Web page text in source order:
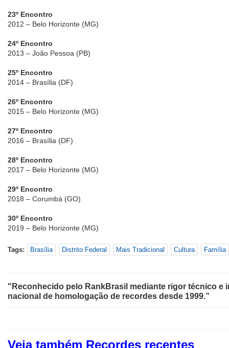
23º Encontro
2012 – Belo Horizonte (MG)
24º Encontro
2013 – João Pessoa (PB)
25º Encontro
2014 – Brasília (DF)
26º Encontro
2015 – Belo Horizonte (MG)
27º Encontro
2016 – Brasília (DF)
28º Encontro
2017 – Belo Horizonte (MG)
29º Encontro
2018 – Corumbá (GO)
30º Encontro
2019 – Belo Horizonte (MG)
Tags: Brasília Distrito Federal Mais Tradicional Cultura Família
"Reconhecido pelo RankBrasil mediante rigor técnico e
nacional de homologação de recordes desde 1999.”
Veja também Recordes recentes